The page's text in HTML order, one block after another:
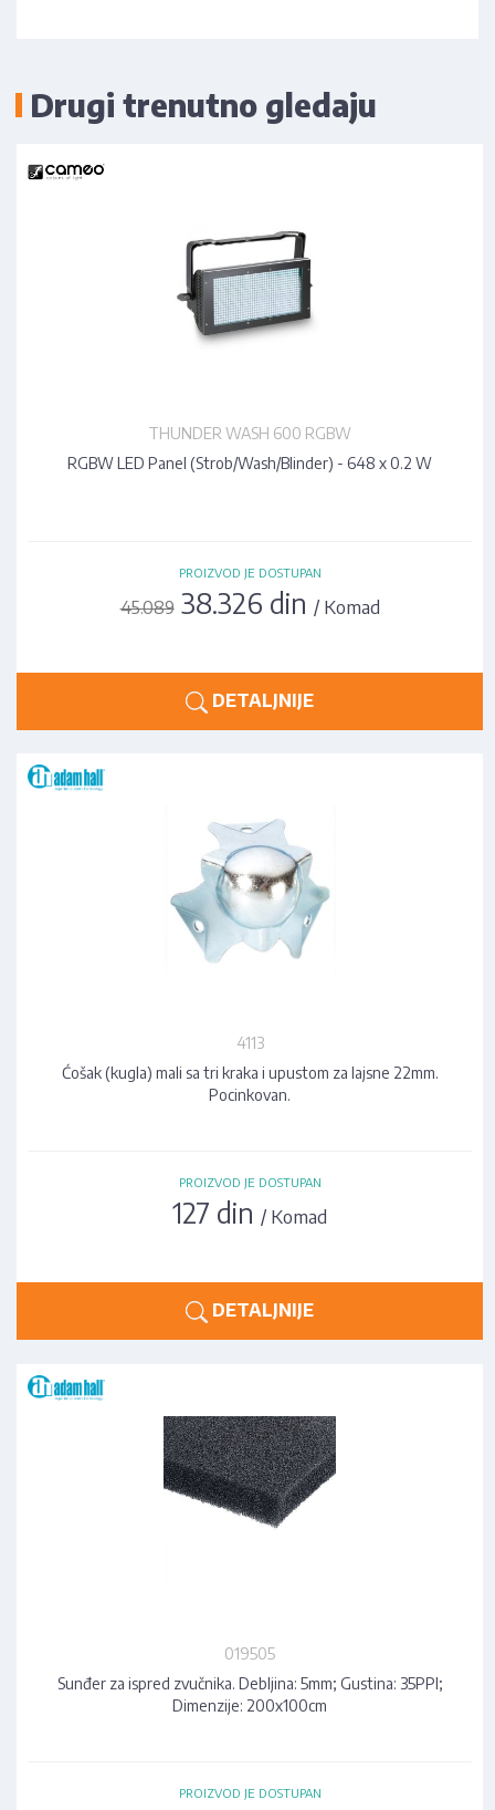
Drugi trenutno gledaju
THUNDER WASH 600 RGBW
RGBW LED Panel (Strob/Wash/Blinder) - 648 x 0.2 W
PROIZVOD JE DOSTUPAN
45.08938.326 din / Komad
DETALJNIJE
4113
Ćošak (kugla) mali sa tri kraka i upustom za lajsne 22mm.
Pocinkovan.
PROIZVOD JE DOSTUPAN
127 din/ Komad
DETALJNIJE
019505
Sunđer za ispred zvučnika. Debljina: 5mm; Gustina: 35PPI;
Dimenzije: 200x100cm
PROIZVOD JE DOSTUPAN